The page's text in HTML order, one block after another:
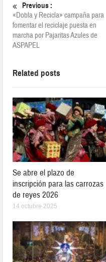
Previous :
«Dobla y Recicla» campaña para
fomentar el reciclaje puesta en
marcha por Pajaritas Azules de
ASPAPEL
Related posts
Se abre el plazo de
inscripción para las carrozas
de reyes 2026
14 octubre 2025